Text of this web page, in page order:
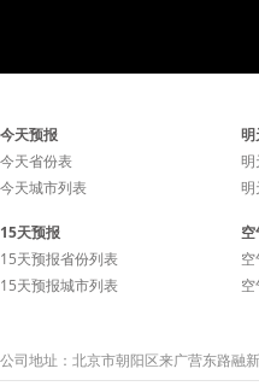
感冒容易发生，少
集的场所有利于降
几率。
今天预报
今天省份表
今天城市列表
明
明
明
15天预报
15天预报省份列表
15天预报城市列表
公司地址：北京市朝阳区来广营东路融